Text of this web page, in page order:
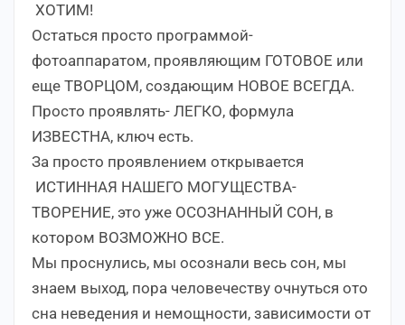
ХОТИМ!
Остаться просто программой-
фотоаппаратом, проявляющим ГОТОВОЕ или
еще ТВОРЦОМ, создающим НОВОЕ ВСЕГДА.
Просто проявлять- ЛЕГКО, формула
ИЗВЕСТНА, ключ есть.
За просто проявлением открывается
ИСТИННАЯ НАШЕГО МОГУЩЕСТВА-
ТВОРЕНИЕ, это уже ОСОЗНАННЫЙ СОН, в
котором ВОЗМОЖНО ВСЕ.
Мы проснулись, мы осознали весь сон, мы
знаем выход, пора человечеству очнуться ото
сна неведения и немощности, зависимости от